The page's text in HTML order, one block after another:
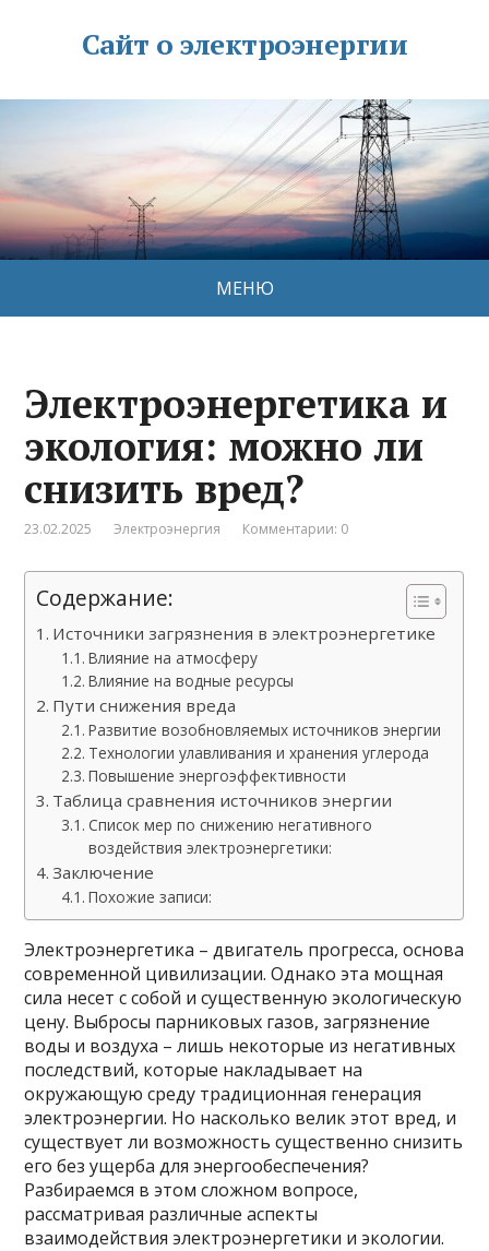
Сайт о электроэнергии
МЕНЮ
Электроэнергетика и
экология: можно ли
снизить вред?
23.02.2025 Электроэнергия Комментарии: 0
Содержание:
Источники загрязнения в электроэнергетике
Влияние на атмосферу
Влияние на водные ресурсы
Пути снижения вреда
Развитие возобновляемых источников энергии
Технологии улавливания и хранения углерода
Повышение энергоэффективности
Таблица сравнения источников энергии
Список мер по снижению негативного
воздействия электроэнергетики:
Заключение
Похожие записи:
Электроэнергетика – двигатель прогресса, основа
современной цивилизации. Однако эта мощная
сила несет с собой и существенную экологическую
цену. Выбросы парниковых газов, загрязнение
воды и воздуха – лишь некоторые из негативных
последствий, которые накладывает на
окружающую среду традиционная генерация
электроэнергии. Но насколько велик этот вред, и
существует ли возможность существенно снизить
его без ущерба для энергообеспечения?
Разбираемся в этом сложном вопросе,
рассматривая различные аспекты
взаимодействия электроэнергетики и экологии.